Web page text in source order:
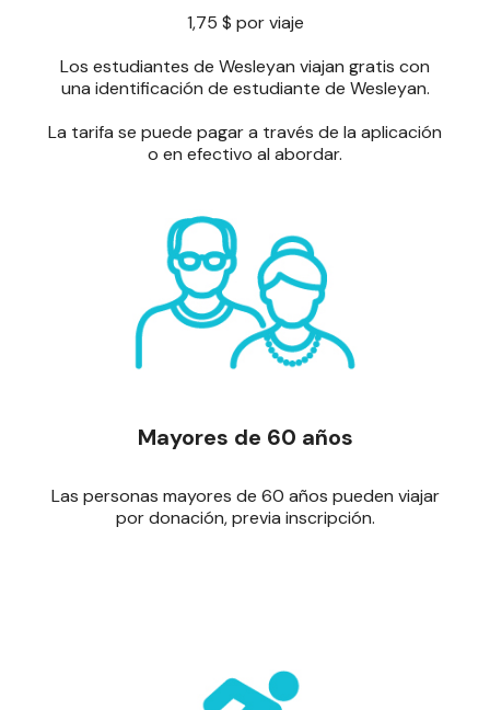
1,75 $ por viaje
Los estudiantes de Wesleyan viajan gratis con
una identificación de estudiante de Wesleyan.
La tarifa se puede pagar a través de la aplicación
o en efectivo al abordar.
Mayores de 60 años
Las personas mayores de 60 años pueden viajar
por donación, previa inscripción.